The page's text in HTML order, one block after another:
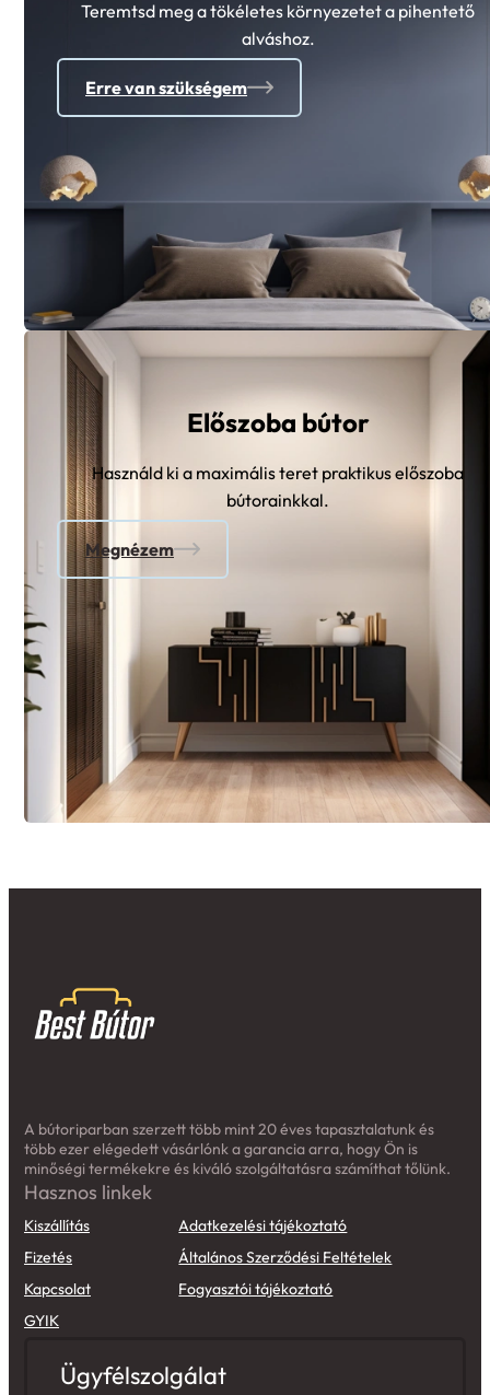
Teremtsd meg a tökéletes környezetet a pihentető
alváshoz.
Erre van szükségem
Előszoba bútor
Használd ki a maximális teret praktikus előszoba
bútorainkkal.
Megnézem
A bútoriparban szerzett több mint 20 éves tapasztalatunk és
több ezer elégedett vásárlónk a garancia arra, hogy Ön is
minőségi termékekre és kiváló szolgáltatásra számíthat tőlünk.
Hasznos linkek
Kiszállítás
Fizetés
Kapcsolat
GYIK
Adatkezelési tájékoztató
Általános Szerződési Feltételek
Fogyasztói tájékoztató
Ügyfélszolgálat